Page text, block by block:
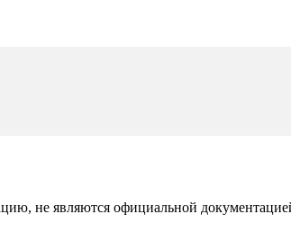
не являются официальной